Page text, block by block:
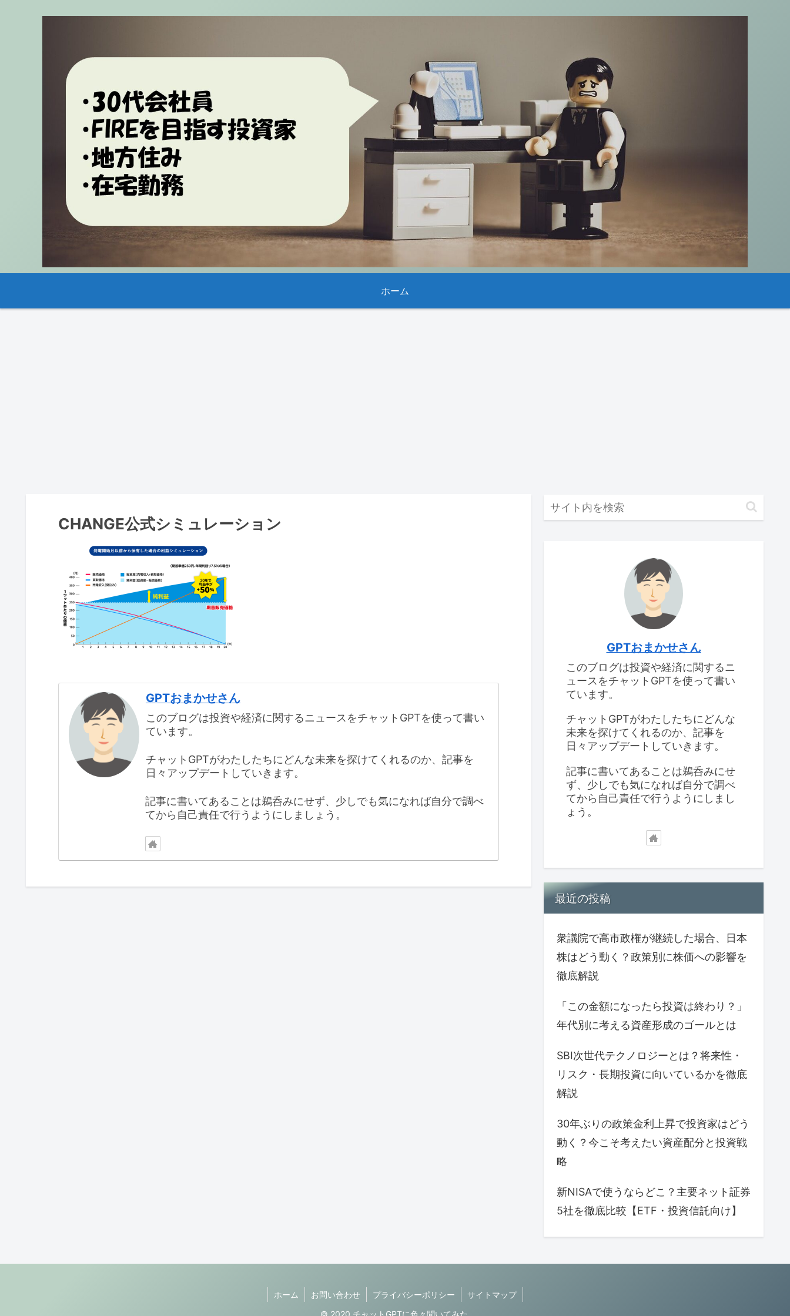
ホーム
CHANGE公式シミュレーション
GPTおまかせさん
このブログは投資や経済に関するニュースをチャットGPTを使って書い
ています。
チャットGPTがわたしたちにどんな未来を探けてくれるのか、記事を
日々アップデートしていきます。
記事に書いてあることは鵜呑みにせず、少しでも気になれば自分で調べ
てから自己責任で行うようにしましょう。
GPTおまかせさん
このブログは投資や経済に関するニ
ュースをチャットGPTを使って書い
ています。
チャットGPTがわたしたちにどんな
未来を探けてくれるのか、記事を
日々アップデートしていきます。
記事に書いてあることは鵜呑みにせ
ず、少しでも気になれば自分で調べ
てから自己責任で行うようにしまし
ょう。
最近の投稿
衆議院で高市政権が継続した場合、日本
株はどう動く？政策別に株価への影響を
徹底解説
「この金額になったら投資は終わり？」
年代別に考える資産形成のゴールとは
SBI次世代テクノロジーとは？将来性・
リスク・長期投資に向いているかを徹底
解説
30年ぶりの政策金利上昇で投資家はどう
動く？今こそ考えたい資産配分と投資戦
略
新NISAで使うならどこ？主要ネット証券
5社を徹底比較【ETF・投資信託向け】
ホーム お問い合わせ プライバシーポリシー
サイトマップ